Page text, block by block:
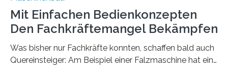
Mit Einfachen Bedienkonzepten
Den Fachkräftemangel Bekämpfen
Was bisher nur Fachkräfte konnten, schaffen bald auch
Quereinsteiger: Am Beispiel einer Falzmaschine hat ein